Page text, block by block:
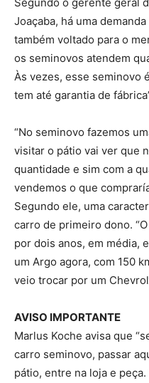
Joaçaba, há uma
também voltado para o
os seminovos atendem
Às vezes, esse seminovo
tem até garantia de
“No seminovo fazemos
visitar o pátio vai ver que
quantidade e sim com a
vendemos o que
Segundo ele, uma
carro de primeiro dono.
por dois anos, em média,
um Argo agora, com 150
veio trocar por um
AVISO IMPORTANTE
Marlus Koche avisa que
carro seminovo, passar
pátio, entre na loja e